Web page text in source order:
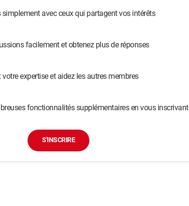
simplement avec ceux qui partagent vos intérêts
facilement et obtenez plus de réponses
expertise et aidez les autres membres
fonctionnalités supplémentaires en vous inscrivant
S'INSCRIRE